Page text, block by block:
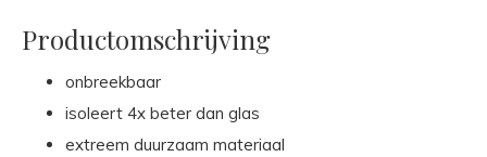
Productomschrijving
onbreekbaar
isoleert 4x beter dan glas
extreem duurzaam materiaal